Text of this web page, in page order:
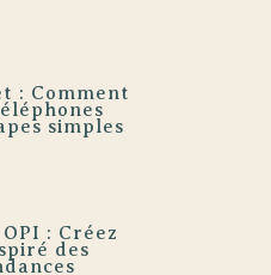
: Comment
simples
: Créez
des